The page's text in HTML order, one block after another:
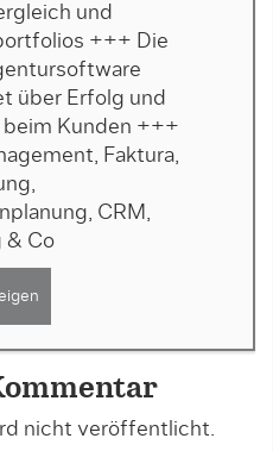
und
+++ Die
über Erfolg und
Kunden +++
Faktura,
CRM,
& Co
nicht veröffentlicht.